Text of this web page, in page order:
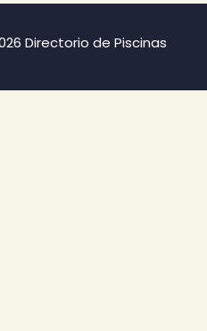
Directorio de Piscinas